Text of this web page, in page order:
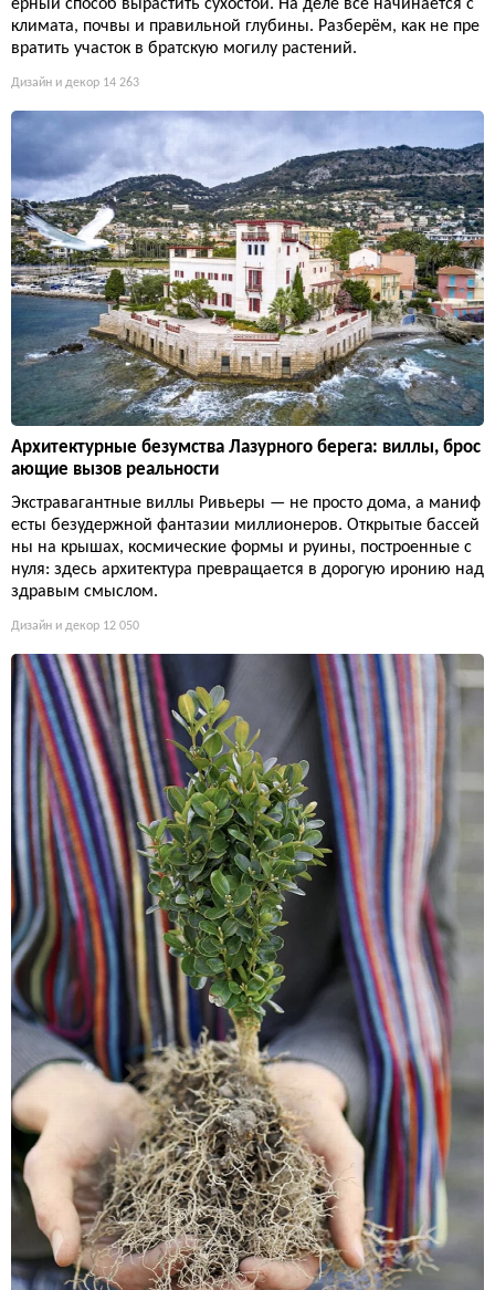
ерный способ вырастить сухостой. На деле всё начинается с
климата, почвы и правильной глубины. Разберём, как не пре
вратить участок в братскую могилу растений.
Дизайн и декор 14 263
Архитектурные безумства Лазурного берега: виллы, брос
ающие вызов реальности
Экстравагантные виллы Ривьеры — не просто дома, а маниф
есты безудержной фантазии миллионеров. Открытые бассей
ны на крышах, космические формы и руины, построенные с
нуля: здесь архитектура превращается в дорогую иронию над
здравым смыслом.
Дизайн и декор 12 050